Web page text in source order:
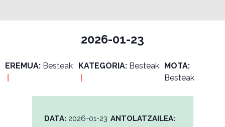
2026-01-23
EREMUA: Besteak
KATEGORIA: Besteak MOTA:
Besteak
DATA: 2026-01-23 ANTOLATZAILEA: